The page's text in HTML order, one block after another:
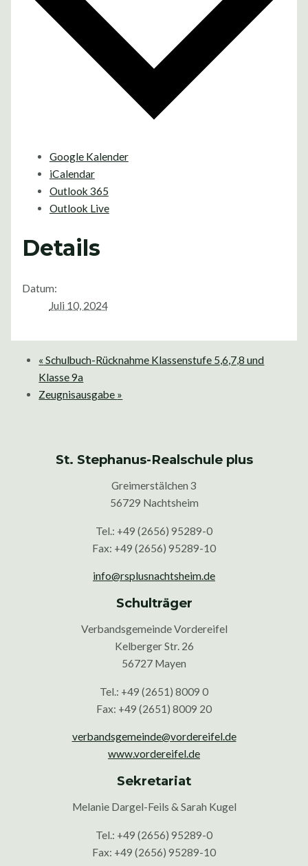
Google Kalender
iCalendar
Outlook 365
Outlook Live
Details
Datum:
Juli 10, 2024
« Schulbuch-Rücknahme Klassenstufe 5,6,7,8 und
Klasse 9a
Zeugnisausgabe »
St. Stephanus-Realschule plus
Greimerstälchen 3
56729 Nachtsheim
Tel.: +49 (2656) 95289-0
Fax: +49 (2656) 95289-10
info@rsplusnachtsheim.de
Schulträger
Verbandsgemeinde Vordereifel
Kelberger Str. 26
56727 Mayen
Tel.: +49 (2651) 8009 0
Fax: +49 (2651) 8009 20
verbandsgemeinde@vordereifel.de
www.vordereifel.de
Sekretariat
Melanie Dargel-Feils & Sarah Kugel
Tel.: +49 (2656) 95289-0
Fax: +49 (2656) 95289-10